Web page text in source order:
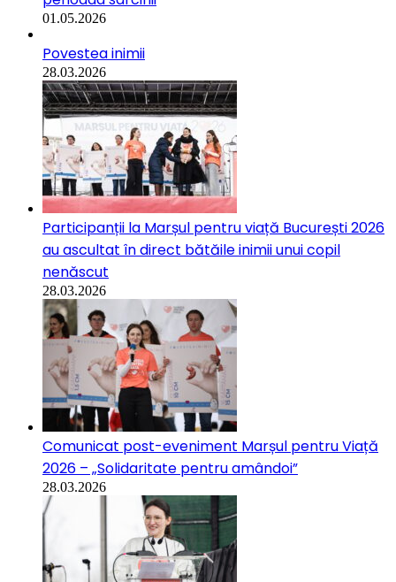
01.05.2026
Povestea inimii
28.03.2026
Participanții la Marșul pentru viață București 2026
au ascultat în direct bătăile inimii unui copil
nenăscut
28.03.2026
Comunicat post-eveniment Marșul pentru Viață
2026 – „Solidaritate pentru amândoi”
28.03.2026